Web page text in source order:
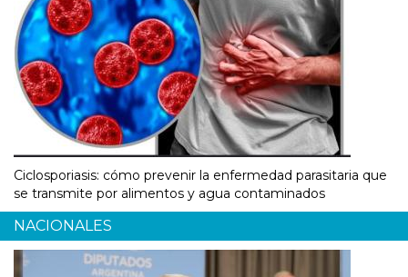
Ciclosporiasis: cómo prevenir la enfermedad parasitaria que
se transmite por alimentos y agua contaminados
NACIONALES